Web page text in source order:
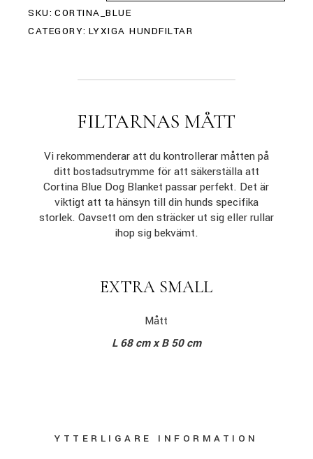
SKU: CORTINA_BLUE
CATEGORY: LYXIGA HUNDFILTAR
FILTARNAS MÅTT
Vi rekommenderar att du kontrollerar måtten på
ditt bostadsutrymme för att säkerställa att
Cortina Blue Dog Blanket passar perfekt. Det är
viktigt att ta hänsyn till din hunds specifika
storlek. Oavsett om den sträcker ut sig eller rullar
ihop sig bekvämt.
EXTRA SMALL
Mått
L 68 cm x B 50 cm
YTTERLIGARE INFORMATION